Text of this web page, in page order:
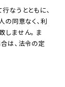
なうとともに、
の同意なく、利
しません。ま
は、法令の定